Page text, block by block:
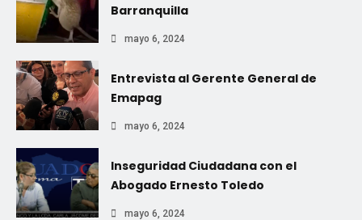
Barranquilla
mayo 6, 2024
Entrevista al Gerente General de
Emapag
mayo 6, 2024
Inseguridad Ciudadana con el
Abogado Ernesto Toledo
mayo 6, 2024